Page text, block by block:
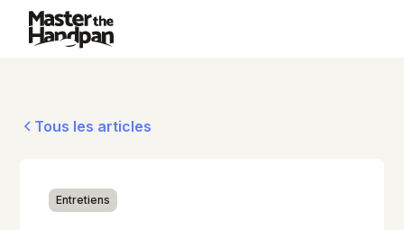
Tous les articles
Entretiens